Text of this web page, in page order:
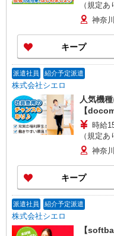
（規定あり） ゜+゜・。○。・゜+
+゜ 入社祝
頂くと, イ
い・週払
+゜・。○
神奈
キープ
派遣社員 紹介予定派遣
株式会社シエロ
人気機
【
時給
（規定あり） ゜+゜・。○。・゜+
+゜ 入社祝
頂くと, イ
い・週払
+゜・。○
神奈
キープ
派遣社員 紹介予定派遣
株式会社シエロ
【